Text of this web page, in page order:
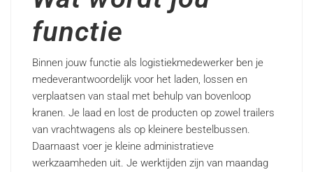
functie
Binnen jouw functie als logistiekmedewerker ben je
medeverantwoordelijk voor het laden, lossen en
verplaatsen van staal met behulp van bovenloop
kranen. Je laad en lost de producten op zowel trailers
van vrachtwagens als op kleinere bestelbussen.
Daarnaast voer je kleine administratieve
werkzaamheden uit. Je werktijden zijn van maandag